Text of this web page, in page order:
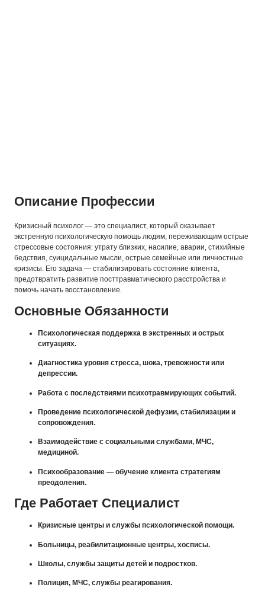
Описание Профессии
Кризисный психолог — это специалист, который оказывает
экстренную психологическую помощь людям, переживающим острые
стрессовые состояния: утрату близких, насилие, аварии, стихийные
бедствия, суицидальные мысли, острые семейные или личностные
кризисы. Его задача — стабилизировать состояние клиента,
предотвратить развитие посттравматического расстройства и
помочь начать восстановление.
Основные Обязанности
Психологическая поддержка в экстренных и острых
ситуациях.
Диагностика уровня стресса, шока, тревожности или
депрессии.
Работа с последствиями психотравмирующих событий.
Проведение психологической дефузии, стабилизации и
сопровождения.
Взаимодействие с социальными службами, МЧС,
медициной.
Психообразование — обучение клиента стратегиям
преодоления.
Где Работает Специалист
Кризисные центры и службы психологической помощи.
Больницы, реабилитационные центры, хосписы.
Школы, службы защиты детей и подростков.
Полиция, МЧС, службы реагирования.